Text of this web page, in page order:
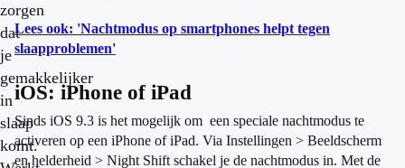
zorgen
dat
je
gemakkelijker
in
slaap
komt.
Lees ook: 'Nachtmodus op smartphones helpt tegen
slaapproblemen'
iOS: iPhone of iPad
Sinds iOS 9.3 is het mogelijk om een speciale nachtmodus te
activeren op een iPhone of iPad. Via Instellingen > Beeldscherm
en helderheid > Night Shift schakel je de nachtmodus in. Met de